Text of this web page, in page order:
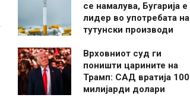
се намалува, Бугарија е
лидер во употребата на
тутунски производи
Врховниот суд ги
поништи царините на
Трамп: САД вратија 100
милијарди долари